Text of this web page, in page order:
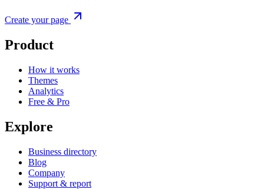
Create your page
Product
How it works
Themes
Analytics
Free & Pro
Explore
Business directory
Blog
Company
Support & report